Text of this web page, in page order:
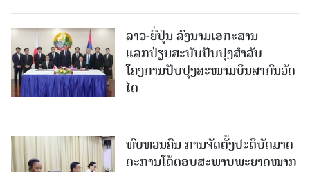
ລາວ-ຍີ່ປຸ່ນ ລົງນາມເອກະສານ
ແລກປ່ຽນສະບັບປັບປຸງສໍາລັບ
ໂຄງການປັບປຸງສະໜາມບິນສາກົນວັດ
ໄຕ
ທົບທວນຄືນ ການຈັດຕັ້ງປະຕິບັດມາດ
ຕະການໂຕ້ຕອບສະພາບພະຍາດໝາກ